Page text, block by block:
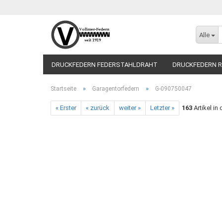
Alle
DRUCKFEDERN FEDERSTAHLDRAHT DRUCKFEDERN
Startseite » Garagentorfedern » G-090750047
« Erster « zurück weiter » Letzter » 163 Artikel in